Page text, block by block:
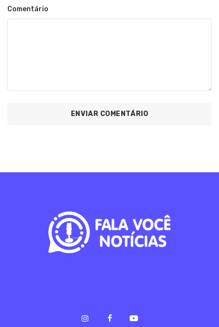
Comentário